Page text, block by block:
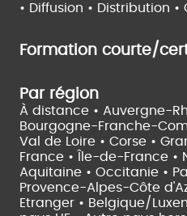
• Diffusion • Distribution
Formation courte/
Par région
À distance • Auvergne-
Bourgogne-Franche-
Val de Loire • Corse •
France •
Île-de-France •
Aquitaine • Occitanie •
Provence-Alpes-Côte
Etranger • Belgique/